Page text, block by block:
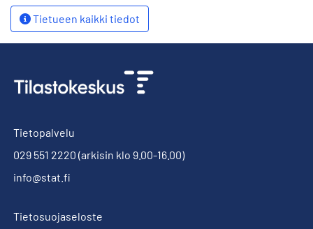
Tietueen kaikki tiedot
Tietopalvelu
029 551 2220 (arkisin klo 9.00-16.00)
info@stat.fi
Tietosuojaseloste